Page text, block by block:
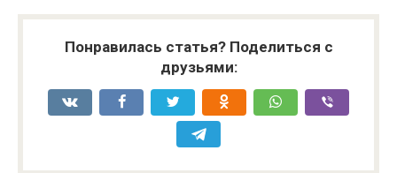
Понравилась статья? Поделиться с
друзьями: